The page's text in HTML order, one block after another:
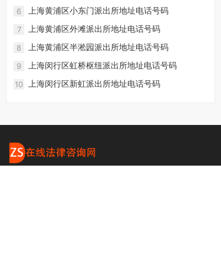
6 上海黄浦区小东门派出所地址电话号码
7 上海黄浦区外滩派出所地址电话号码
8 上海黄浦区半淞园派出所地址电话号码
9 上海闵行区虹桥枢纽派出所地址电话号码
10 上海闵行区新虹派出所地址电话号码